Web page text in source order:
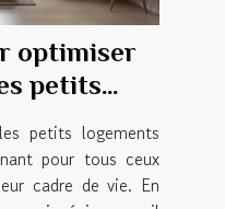
optimiser
petits
petits logements
pour tous ceux
cadre de vie. En